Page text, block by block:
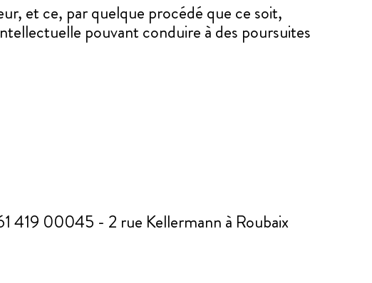
et ce, par quelque procédé que ce soit,
pouvant conduire à des poursuites
419 00045 - 2 rue Kellermann à Roubaix